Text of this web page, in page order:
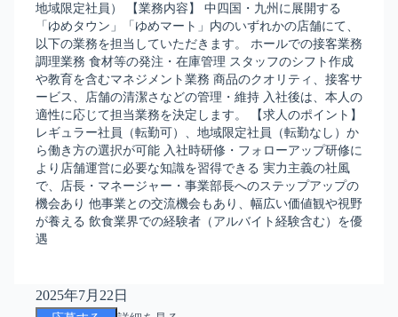
地域限定社員） 【業務内容】 中四国・九州に展開する
「ゆめタウン」「ゆめマート」内のいずれかの店舗にて、
以下の業務を担当していただきます。 ホールでの接客業務
調理業務 食材等の発注・在庫管理 スタッフのシフト作成
や教育を含むマネジメント業務 商品のクオリティ、接客サ
ービス、店舗の清潔さなどの管理・維持 入社後は、本人の
適性に応じて担当業務を決定します。 【求人のポイント】
レギュラー社員（転勤可）、地域限定社員（転勤なし）か
ら働き方の選択が可能 入社時研修・フォローアップ研修に
より店舗運営に必要な知識を習得できる 実力主義の社風
で、店長・マネージャー・事業部長へのステップアップの
機会あり 他事業との交流機会もあり、幅広い価値観や視野
が養える 飲食業界での経験者（アルバイト経験含む）を優
遇
2025年7月22日